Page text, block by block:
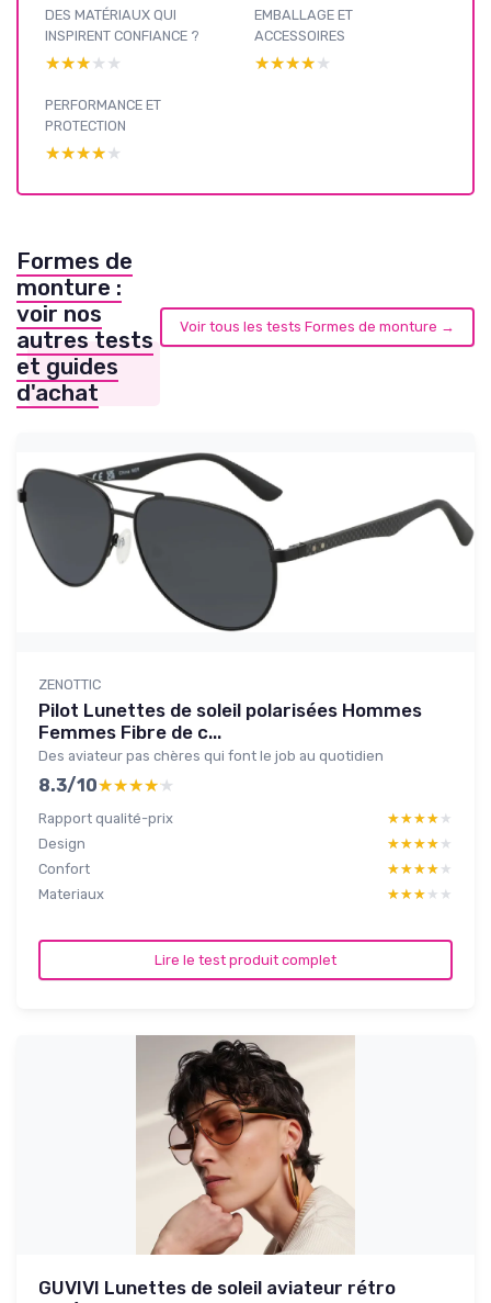
DES MATÉRIAUX QUI
INSPIRENT CONFIANCE ?
★★★★★
★★★★★
EMBALLAGE ET
ACCESSOIRES
★★★★★
★★★★★
PERFORMANCE ET
PROTECTION
★★★★★
★★★★★
Formes de
monture :
voir nos
autres tests
et guides
d'achat
Voir tous les tests Formes de monture →
ZENOTTIC
Pilot Lunettes de soleil polarisées Hommes
Femmes Fibre de c...
Des aviateur pas chères qui font le job au quotidien
8.3/10★★★★★
★★★★★
Rapport qualité-prix ★★★★★
★★★★★
Design
★★★★★
★★★★★
Confort
★★★★★
★★★★★
Materiaux
★★★★★
★★★★★
Lire le test produit complet
GUVIVI Lunettes de soleil aviateur rétro